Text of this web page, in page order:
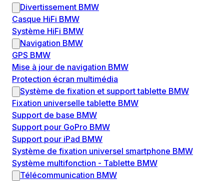
Divertissement BMW
Casque HiFi BMW
Système HiFi BMW
Navigation BMW
GPS BMW
Mise à jour de navigation BMW
Protection écran multimédia
Système de fixation et support tablette BMW
Fixation universelle tablette BMW
Support de base BMW
Support pour GoPro BMW
Support pour iPad BMW
Système de fixation universel smartphone BMW
Système multifonction - Tablette BMW
Télécommunication BMW